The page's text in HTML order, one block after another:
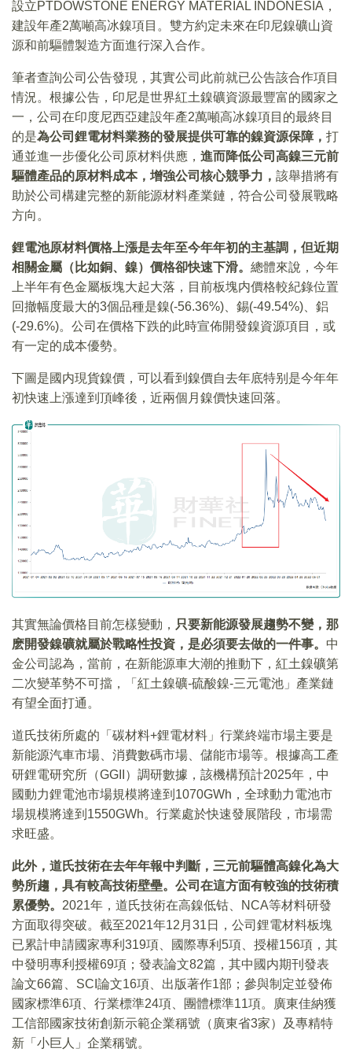
設立PTDOWSTONE ENERGY MATERIAL INDONESIA，
建設年產2萬噸高冰鎳項目。雙方約定未來在印尼鎳礦山資
源和前驅體製造方面進行深入合作。
筆者查詢公司公告發現，其實公司此前就已公告該合作項目
情況。根據公告，印尼是世界紅土鎳礦資源最豐富的國家之
一，公司在印度尼西亞建設年產2萬噸高冰鎳項目的最終目
的是為公司鋰電材料業務的發展提供可靠的鎳資源保障， 打
通並進一步優化公司原材料供應， 進而降低公司高鎳三元前
驅體產品的原材料成本，增強公司核心競爭力， 該舉措將有
助於公司構建完整的新能源材料產業鏈，符合公司發展戰略
方向。
鋰電池原材料價格上漲是去年至今年年初的主基調，但近期
相關金屬（比如銅、鎳）價格卻快速下滑。 總體來說，今年
上半年有色金屬板塊大起大落，目前板塊内價格較紀錄位置
回撤幅度最大的3個品種是鎳(-56.36%)、錫(-49.54%)、鋁
(-29.6%)。公司在價格下跌的此時宣佈開發鎳資源項目，或
有一定的成本優勢。
下圖是國内現貨鎳價，可以看到鎳價自去年底特别是今年年
初快速上漲達到頂峰後，近兩個月鎳價快速回落。
其實無論價格目前怎樣變動， 只要新能源發展趨勢不變，那
麽開發鎳礦就屬於戰略性投資，是必須要去做的一件事。 中
金公司認為，當前，在新能源車大潮的推動下，紅土鎳礦第
二次變革勢不可擋，「紅土鎳礦-硫酸鎳-三元電池」產業鏈
有望全面打通。
道氏技術所處的「碳材料+鋰電材料」行業終端市場主要是
新能源汽車市場、消費數碼市場、儲能市場等。根據高工產
研鋰電研究所（GGII）調研數據，該機構預計2025年，中
國動力鋰電池市場規模將達到1070GWh，全球動力電池市
場規模將達到1550GWh。行業處於快速發展階段，市場需
求旺盛。
此外，道氏技術在去年年報中判斷，三元前驅體高鎳化為大
勢所趨，具有較高技術壁壘。公司在這方面有較強的技術積
累優勢。 2021年，道氏技術在高鎳低钴、NCA等材料研發
方面取得突破。截至2021年12月31日，公司鋰電材料板塊
已累計申請國家專利319項、國際專利5項、授權156項，其
中發明專利授權69項；發表論文82篇，其中國内期刊發表
論文66篇、SCI論文16項、出版著作1部；參與制定並發佈
國家標準6項、行業標準24項、團體標準11項。廣東佳納獲
工信部國家技術創新示範企業稱號（廣東省3家）及專精特
新「小巨人」企業稱號。